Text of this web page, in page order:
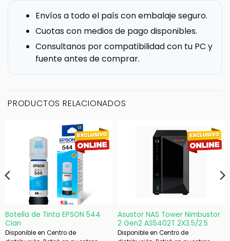
Envíos a todo el país con embalaje seguro.
Cuotas con medios de pago disponibles.
Consultanos por compatibilidad con tu PC y
fuente antes de comprar.
PRODUCTOS RELACIONADOS
Botella de Tinta EPSON 544
Cian
Disponible en Centro de
Asustor NAS Tower Nimbustor
2 Gen2 AS5402T 2X3.5/2.5
Disponible en Centro de